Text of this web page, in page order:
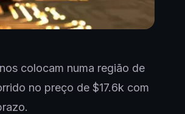
nos colocam numa região de
no preço de $17.6k com